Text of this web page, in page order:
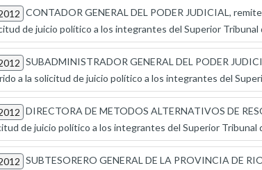
CONTADOR GENERAL DEL PODER JUDICIAL,
de juicio político a los integrantes del Superior Tribunal
SUBADMINISTRADOR GENERAL DEL PODER
a la solicitud de juicio político a los integrantes del
DIRECTORA DE METODOS ALTERNATIVOS DE
de juicio político a los integrantes del Superior Tribunal
SUBTESORERO GENERAL DE LA PROVINCIA DE